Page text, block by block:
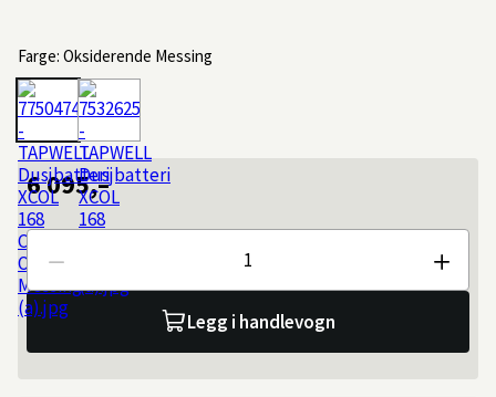
Farge: Oksiderende Messing
6 095,–
Antall
Legg i handlevogn